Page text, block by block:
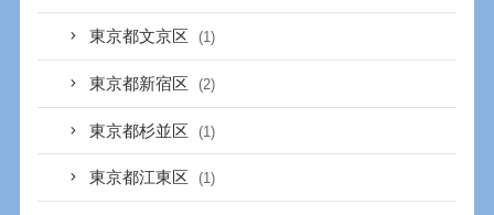
東京都文京区 (1)
東京都新宿区 (2)
東京都杉並区 (1)
東京都江東区 (1)